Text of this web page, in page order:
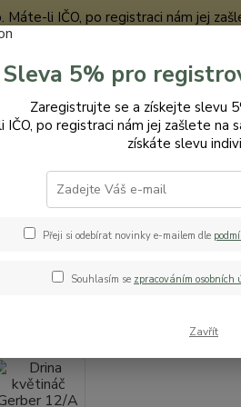
Máte-li IČO, po registraci nám jej
Květináče Drina květináč
květináč Gerber
Sleva 5% pro
Zaregistrujte se a získejte slevu
IČO, po registraci nám jej zašlete na
získáte slevu
Přeji si odebírat novinky e-mailem dle
Souhlasím se zpracováním osobních
Zavřít